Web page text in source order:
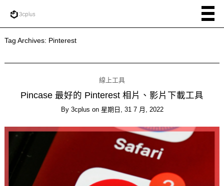
Tag Archives: Pinterest
線上工具
Pincase 最好的 Pinterest 相片、影片下載工具
By 3cplus on 星期日, 31 7 月, 2022